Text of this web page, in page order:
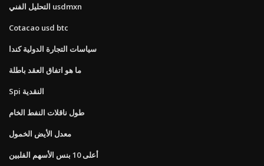
التحليل الفني usdmxn
Cotacao usd btc
سياسات التجارة الدولية كندا
ما هو اتفاق العقد باطلة
Spi النقدية
طول ناقلات النفط الخام
معدل الأيض الخمول
أعلى 10 بنس الأسهم الفلبين